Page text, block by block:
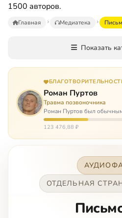
1500 авторов.
Главная Медиатека
Показать
Роман Пуртов
Травма позвоночника
Роман Пуртов был
хорошие автомобили, был
любил жену и обожал дочь.
123 476,88 ₽
ОТДЕЛЬНАЯ